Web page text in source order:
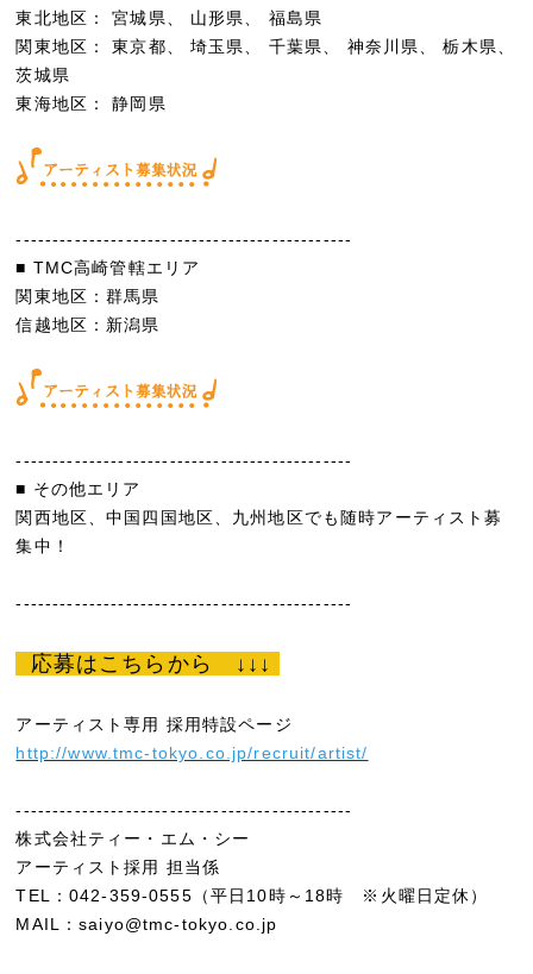
東北地区： 宮城県、 山形県、 福島県
関東地区： 東京都、 埼玉県、 千葉県、 神奈川県、 栃木県、
茨城県
東海地区： 静岡県
----------------------------------------------
■ TMC高崎管轄エリア
関東地区：群馬県
信越地区：新潟県
----------------------------------------------
■ その他エリア
関西地区、中国四国地区、九州地区でも随時アーティスト募
集中！
----------------------------------------------
応募はこちらから ↓↓↓
アーティスト専用 採用特設ページ
http://www.tmc-tokyo.co.jp/recruit/artist/
----------------------------------------------
株式会社ティー・エム・シー
アーティスト採用 担当係
TEL：042-359-0555（平日10時～18時 ※火曜日定休）
MAIL：saiyo@tmc-tokyo.co.jp